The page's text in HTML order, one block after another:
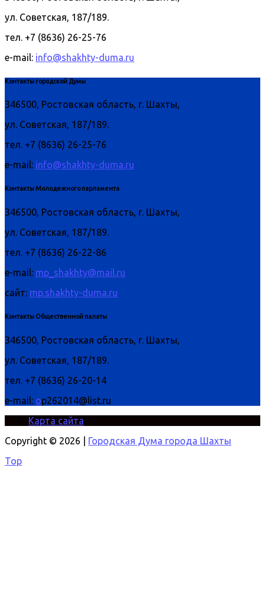
ул. Советская, 187/189.
тел. +7 (8636) 26-25-76
e-mail: info@shakhty-duma.ru
Контакты городской Думы
346500, Ростовская область, г. Шахты,
ул. Советская, 187/189.
тел. +7 (8636) 26-25-76
e-mail: info@shakhty-duma.ru
Контакты Молодежного парламента
346500, Ростовская область, г. Шахты,
ул. Советская, 187/189.
тел. +7 (8636) 26-22-86
e-mail: mp_shakhty@mail.ru
сайт: mp.shakhty-duma.ru
Контакты Общественной палаты
346500, Ростовская область, г. Шахты,
ул. Советская, 187/189.
тел. +7 (8636) 26-20-14
e-mail: op262014@list.ru
Карта сайта
Copyright © 2026 |
Городская Дума города Шахты
Top